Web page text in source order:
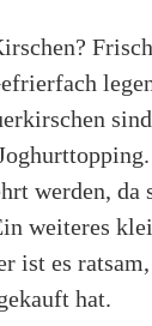
werden, da
weiteres
ist es
hat.